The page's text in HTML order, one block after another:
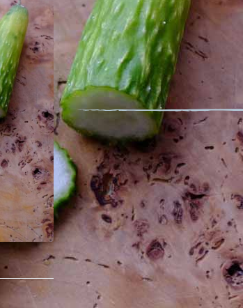
Concombre Soo
Nom latin : Cucumis sativus L. 'Soo
Fruit comestible
Cette variété ancienne est
nombreuses conditions de culture
saveur excellente, sans amertume
est productive et donne des fruits
Description détaillée
Conditionnement : 1 gramme
Minimum de graines par sachet : 30
Surface couverte : 12 m²